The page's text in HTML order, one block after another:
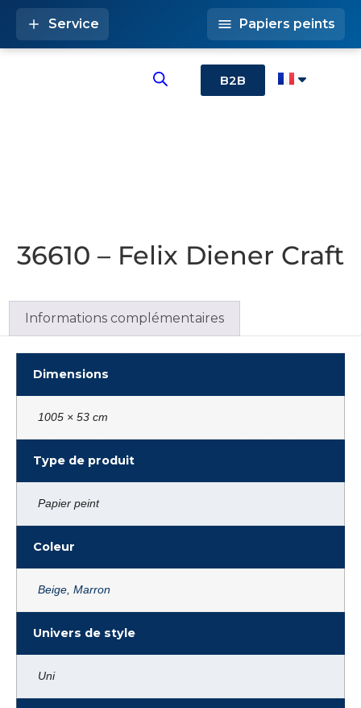
B2B
Service Papiers peints
36610 – Felix Diener Craft
Informations complémentaires
Dimensions
1005 × 53 cm
Type de produit
Papier peint
Coleur
Beige Marron
Univers de style
Uni